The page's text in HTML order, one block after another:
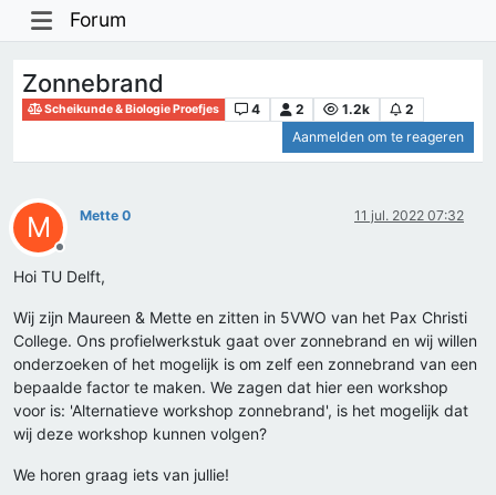
Forum
Zonnebrand
Scheikunde & Biologie Proefjes 4 2 1.2k
2
Aanmelden om te reageren
M
Offline
Mette 0 11 jul. 2022 07:32
Hoi TU Delft,
Wij zijn Maureen & Mette en zitten in 5VWO van het Pax Christi
College. Ons profielwerkstuk gaat over zonnebrand en wij willen
onderzoeken of het mogelijk is om zelf een zonnebrand van een
bepaalde factor te maken. We zagen dat hier een workshop
voor is: 'Alternatieve workshop zonnebrand', is het mogelijk dat
wij deze workshop kunnen volgen?
We horen graag iets van jullie!